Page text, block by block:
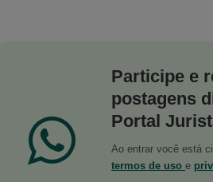
Participe e
postagens
Portal
Ao entrar você está
termos de uso e